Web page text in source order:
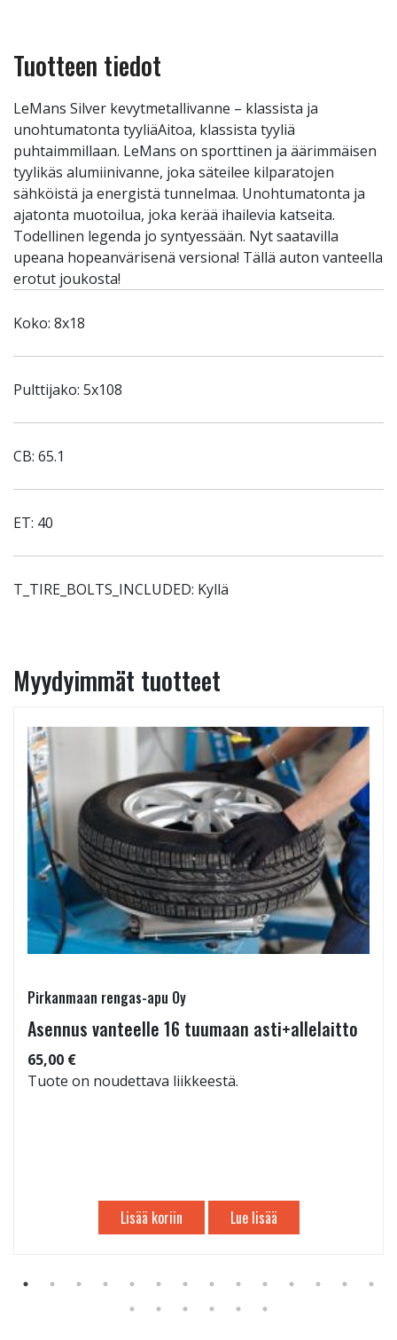
Tuotteen tiedot
LeMans Silver kevytmetallivanne – klassista ja
unohtumatonta tyyliäAitoa, klassista tyyliä
puhtaimmillaan. LeMans on sporttinen ja äärimmäisen
tyylikäs alumiinivanne, joka säteilee kilparatojen
sähköistä ja energistä tunnelmaa. Unohtumatonta ja
ajatonta muotoilua, joka kerää ihailevia katseita.
Todellinen legenda jo syntyessään. Nyt saatavilla
upeana hopeanvärisenä versiona! Tällä auton vanteella
erotut joukosta!
Koko: 8x18
Pulttijako: 5x108
CB: 65.1
ET: 40
T_TIRE_BOLTS_INCLUDED: Kyllä
Myydyimmät tuotteet
Pirkanmaan rengas-apu Oy
Asennus vanteelle 16 tuumaan asti+allelaitto
65,00 €
Tuote on noudettava liikkeestä.
Lisää koriin Lue lisää